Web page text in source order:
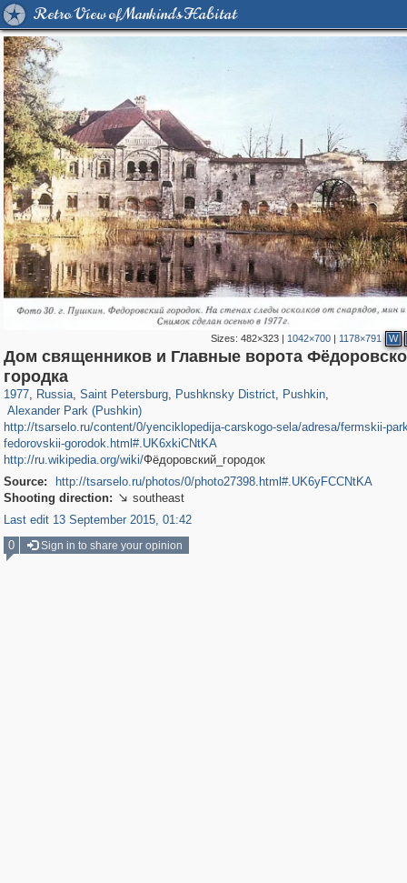
Retro View of Mankind's Habitat
Sizes:482×323 | 1042×700 | 1178×791 W
Дом священников и Главные ворота
городка
1977, Russia
1,407,351
, Saint Petersburg
197,265
, Pushknsky District, Pushkin,
Alexander Park (Pushkin)
1,221 59
http://tsarselo.ru/content/0/yenciklopedija-carskogo-sela/adresa/fermskii-
fedorovskii-gorodok.html#.UK6xkiCNtKA
http://ru.wikipedia.org/wiki/Фёдоровский_городок
Source:
http://tsarselo.ru/photos/0/photo27398.html#.UK6yFCCNtKA
Shooting direction:  southeast
Last edit 13 September 2015, 01:42
0
Sign in to share your opinion